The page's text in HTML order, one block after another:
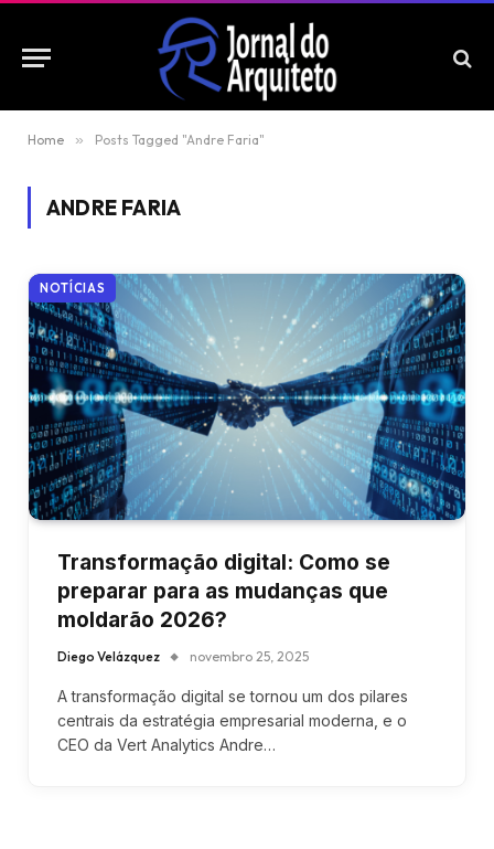
Home » Posts Tagged "Andre Faria"
ANDRE FARIA
NOTÍCIAS
Transformação digital: Como se
preparar para as mudanças que
moldarão 2026?
Diego Velázquez novembro 25, 2025
A transformação digital se tornou um dos pilares
centrais da estratégia empresarial moderna, e o
CEO da Vert Analytics Andre…